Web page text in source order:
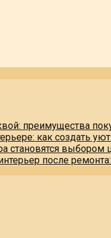
преимущества
как создать
становятся выбором
после